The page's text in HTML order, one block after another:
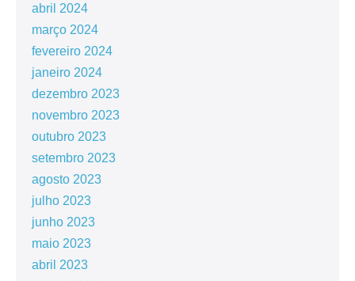
abril 2024
março 2024
fevereiro 2024
janeiro 2024
dezembro 2023
novembro 2023
outubro 2023
setembro 2023
agosto 2023
julho 2023
junho 2023
maio 2023
abril 2023